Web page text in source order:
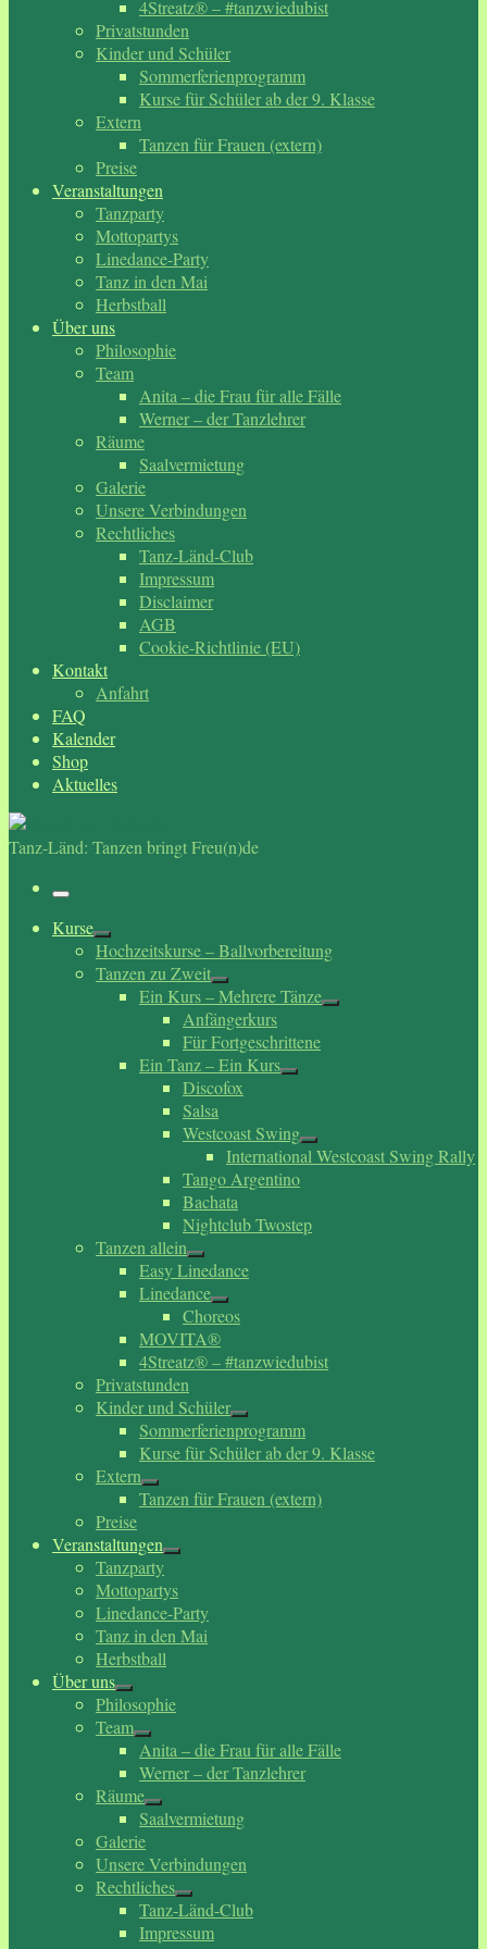
4Streatz® – #tanzwiedubist
Privatstunden
Kinder und Schüler
Sommerferienprogramm
Kurse für Schüler ab der 9. Klasse
Extern
Tanzen für Frauen (extern)
Preise
Veranstaltungen
Tanzparty
Mottopartys
Linedance-Party
Tanz in den Mai
Herbstball
Über uns
Philosophie
Team
Anita – die Frau für alle Fälle
Werner – der Tanzlehrer
Räume
Saalvermietung
Galerie
Unsere Verbindungen
Rechtliches
Tanz-Länd-Club
Impressum
Disclaimer
AGB
Cookie-Richtlinie (EU)
Kontakt
Anfahrt
FAQ
Kalender
Shop
Aktuelles
Tanz-Länd: Tanzen bringt Freu(n)de
Menü
Kurse
Hochzeitskurse – Ballvorbereitung
Tanzen zu Zweit
Ein Kurs – Mehrere Tänze
Anfängerkurs
Für Fortgeschrittene
Ein Tanz – Ein Kurs
Discofox
Salsa
Westcoast Swing
International Westcoast Swing Rally
Tango Argentino
Bachata
Nightclub Twostep
Tanzen allein
Easy Linedance
Linedance
Choreos
MOVITA®
4Streatz® – #tanzwiedubist
Privatstunden
Kinder und Schüler
Sommerferienprogramm
Kurse für Schüler ab der 9. Klasse
Extern
Tanzen für Frauen (extern)
Preise
Veranstaltungen
Tanzparty
Mottopartys
Linedance-Party
Tanz in den Mai
Herbstball
Über uns
Philosophie
Team
Anita – die Frau für alle Fälle
Werner – der Tanzlehrer
Räume
Saalvermietung
Galerie
Unsere Verbindungen
Rechtliches
Tanz-Länd-Club
Impressum